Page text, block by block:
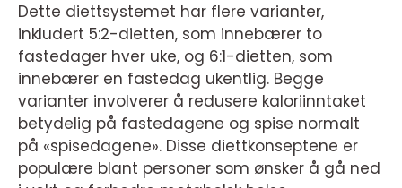
Dette diettsystemet har flere varianter,
inkludert 5:2-dietten, som innebærer to
fastedager hver uke, og 6:1-dietten, som
innebærer en fastedag ukentlig. Begge
varianter involverer å redusere kaloriinntaket
betydelig på fastedagene og spise normalt
på «spisedagene». Disse diettkonseptene er
populære blant personer som ønsker å gå ned